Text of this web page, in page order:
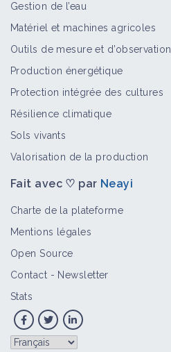
Gestion de l’eau
Matériel et machines agricoles
Outils de mesure et d’observation
Production énergétique
Protection intégrée des cultures
Résilience climatique
Sols vivants
Valorisation de la production
Fait avec ♡ par Neayi
Charte de la plateforme
Mentions légales
Open Source
Contact - Newsletter
Stats